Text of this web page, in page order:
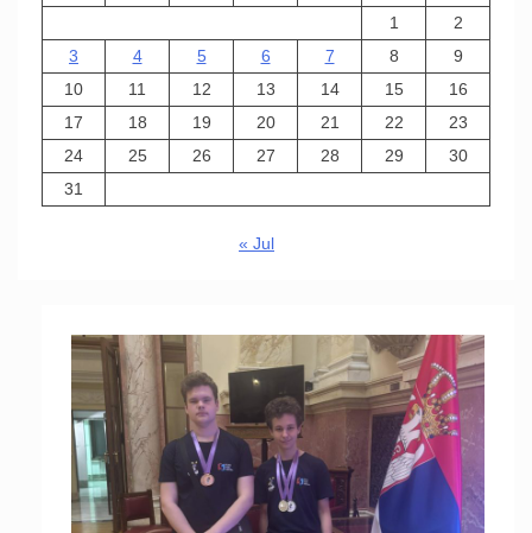
1
2
3
4 5 6 7 8
9
10
11 12 13 14 15
16
17
18 19 20 21 22
23
24
25 26 27 28 29
30
31
« Jul